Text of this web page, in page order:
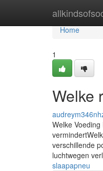
Home
Home
1
Welke
Welke
verschillende
luchtwegen
slaapapneu